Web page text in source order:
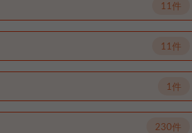
11件
11件
1件
230件